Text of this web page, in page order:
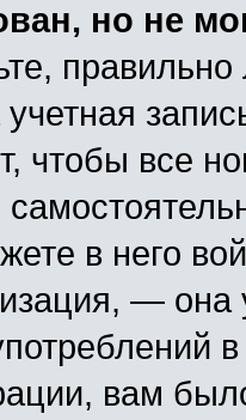
но не
чтобы все
в него
—
вам